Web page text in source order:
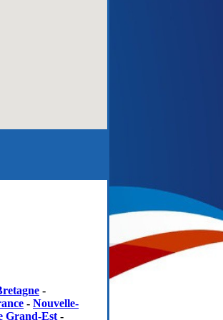
-
- Nouvelle-
Grand-Est -